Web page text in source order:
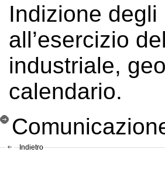
Indizione degli
all’esercizio
industriale,
calendario.
Indietro